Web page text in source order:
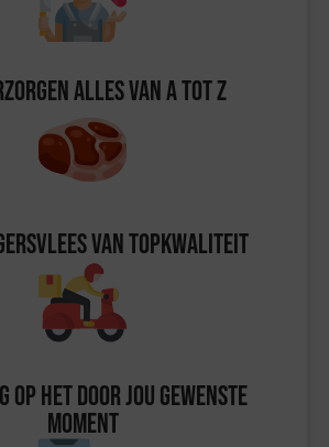
alles van A tot Z
van topkwaliteit
op het door jou gewenste
moment